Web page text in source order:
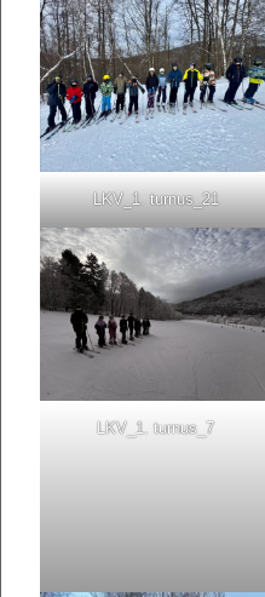
LKV_1. turnus_21
LKV_1. turnus_7